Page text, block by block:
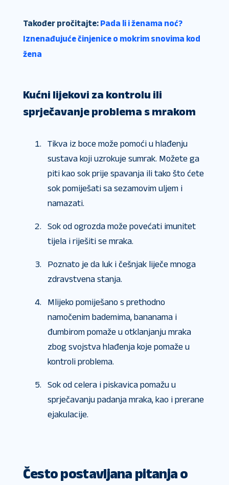
Također pročitajte:Pada li i ženama noć?
Iznenađujuće činjenice o mokrim snovima kod
žena
Kućni lijekovi za kontrolu ili
sprječavanje problema s mrakom
Tikva iz boce može pomoći u hlađenju
sustava koji uzrokuje sumrak. Možete ga
piti kao sok prije spavanja ili tako što ćete
sok pomiješati sa sezamovim uljem i
namazati.
Sok od ogrozda može povećati imunitet
tijela i riješiti se mraka.
Poznato je da luk i češnjak liječe mnoga
zdravstvena stanja.
Mlijeko pomiješano s prethodno
namočenim bademima, bananama i
đumbirom pomaže u otklanjanju mraka
zbog svojstva hlađenja koje pomaže u
kontroli problema.
Sok od celera i piskavica pomažu u
sprječavanju padanja mraka, kao i prerane
ejakulacije.
Često postavljana pitanja o